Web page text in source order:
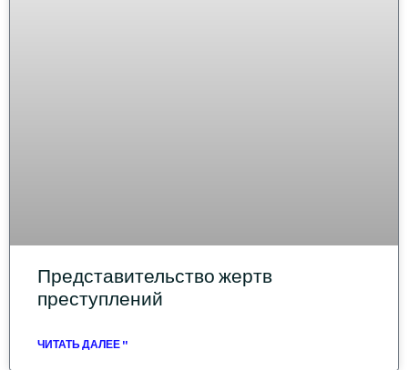
Представительство жертв
преступлений
ЧИТАТЬ ДАЛЕЕ "